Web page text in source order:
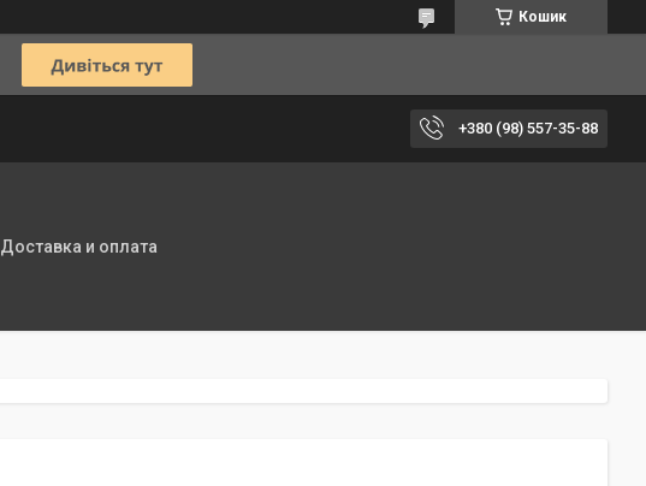
Кошик
+380 (98) 557-35-88
Доставка и оплата